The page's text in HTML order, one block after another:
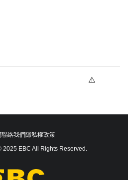
聯絡我們隱私權政策
EBC All Rights Reserved.